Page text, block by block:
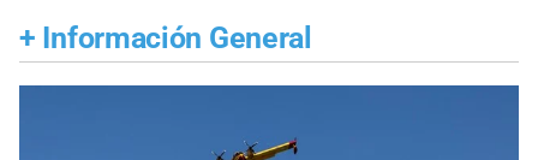
+ Información General